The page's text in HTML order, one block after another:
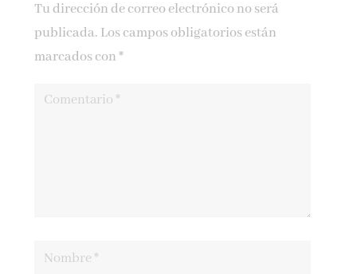
Tu dirección de correo electrónico no será
publicada. Los campos obligatorios están
marcados con*